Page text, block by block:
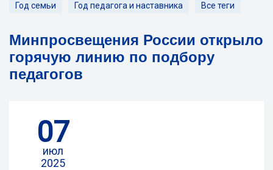
Год семьи Год педагога и наставника Все теги
Минпросвещения России открыло
горячую линию по подбору
педагогов
07
июл
2025